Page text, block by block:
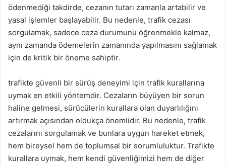
ödenmediği takdirde, cezanın tutarı zamanla artabilir ve
yasal işlemler başlayabilir. Bu nedenle, trafik cezası
sorgulamak, sadece ceza durumunu öğrenmekle kalmaz,
aynı zamanda ödemelerin zamanında yapılmasını sağlamak
için de kritik bir öneme sahiptir.
trafikte güvenli bir sürüş deneyimi için trafik kurallarına
uymak en etkili yöntemdir. Cezaların büyüyen bir sorun
haline gelmesi, sürücülerin kurallara olan duyarlılığını
artırmak açısından oldukça önemlidir. Bu nedenle, trafik
cezalarını sorgulamak ve bunlara uygun hareket etmek,
hem bireysel hem de toplumsal bir sorumluluktur. Trafikte
kurallara uymak, hem kendi güvenliğimizi hem de diğer